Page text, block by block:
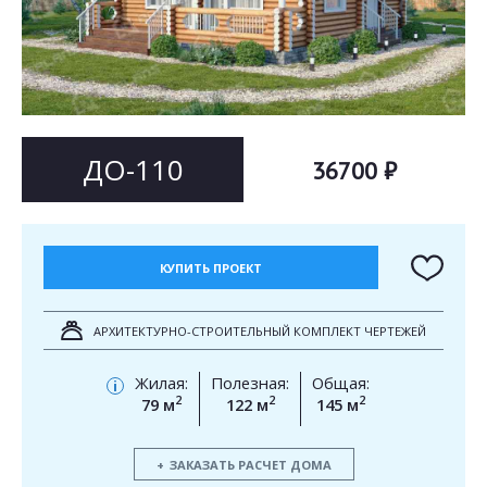
ДО-110 36700 ₽
КУПИТЬ ПРОЕКТ
АРХИТЕКТУРНО-СТРОИТЕЛЬНЫЙ КОМПЛЕКТ ЧЕРТЕЖЕЙ
i
Жилая:
79 м2
Полезная:
122 м2
Общая:
145 м2
ЗАКАЗАТЬ РАСЧЕТ ДОМА
Согласен на обработку персональных данных
ОТПРАВИТЬ
Согласен на обработку персональных данных
This site is protected by reCAPTCHA and the GooglePrivacy PolicyandTerms of Service
apply.